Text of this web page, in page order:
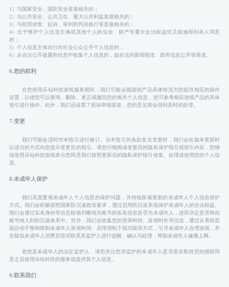
1）与国家安全、国防安全直接相关的；
2）与公共安全、公共卫生、重大公共利益直接相关的；
3）与犯罪侦查、起诉、审判和判决执行等直接相关的；
4）出于维护个人信息主体或其他个人的生命、财产等重大合法权益但又很难得到本人同意
的；
5）个人信息主体自行向社会公众公开个人信息的；
6）从合法公开披露的信息中收集个人信息的，如合法的新闻报道、政府信息公开等渠道。
6.您的权利
在您使用乐钻科技游戏服务期间，我们可能会视游戏产品具体情况为您提供相应的操作
设置，以便您可以查询、删除、更正或撤回您的相关个人信息，您可参考相应游戏产品的具体
指引进行操作。此外，我们还设置了投诉举报渠道，您的意见将会得到及时的处理。
7.变更
我们可能会适时对本指引进行修订。当本指引的条款发生变更时，我们会在版本更新时
以适当的方式向您提示变更后的指引。请您仔细阅读变更后的隐私保护指引或指引内容，您继
续使用乐钻科技游戏表示您同意我们按照更新后的隐私保护指引收集、处理或使用您的个人信
息。
8.未成年人保护
我们高度重视未成年人个人信息的保护问题，并持续探索更新的未成年人个人信息保护
方式。我们会积极按照国家防沉迷政策要求，通过启用防沉迷系统保护未成年人的合法权益。
我们会通过实名身份等信息校验判断相关账号的实名信息是否为未成年人，进而决定是否将此
账号纳入到防沉迷体系中。另外，我们会收集您的登录时间、游戏时长等信息，通过从系统层
面自动干预和限制未成年人游戏时间、启用强制下线功能等方式，引导未成年人合理游戏，并
在疑似未成年人消费后尝试联系其监护人进行提醒、确认与处理，帮助未成年人健康上网。
若您是未成年人的法定监护人，请您关注您所监护的未成年人是否是在取得您的授权同
意之后使用乐钻科技的服务或提供其个人信息。
9.联系我们